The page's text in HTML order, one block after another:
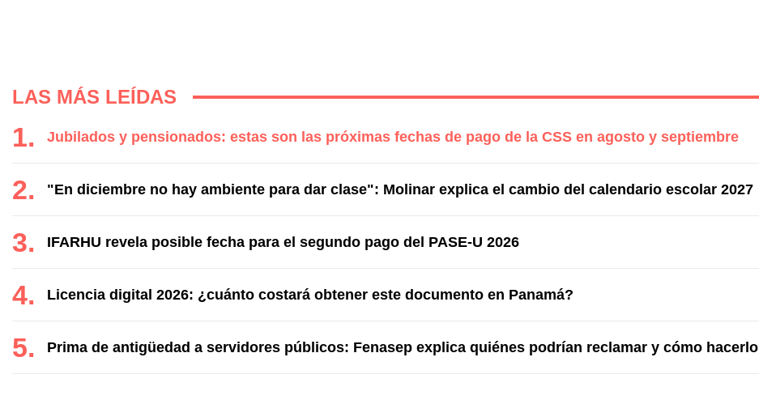
LAS MÁS LEÍDAS
Jubilados y pensionados: estas son las próximas fechas de pago de la CSS en agosto y septiembre
"En diciembre no hay ambiente para dar clase": Molinar explica el cambio del calendario escolar 2027
IFARHU revela posible fecha para el segundo pago del PASE-U 2026
Licencia digital 2026: ¿cuánto costará obtener este documento en Panamá?
Prima de antigüedad a servidores públicos: Fenasep explica quiénes podrían reclamar y cómo hacerlo